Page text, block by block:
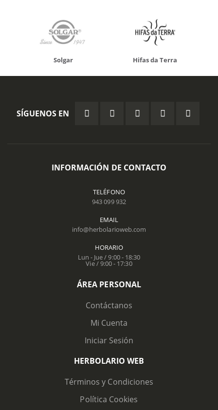
Solgar Hifas da Terra
SÍGUENOS EN
INFORMACIÓN DE CONTACTO
TELÉFONO
943 099 932
EMAIL
info@herbolarioweb.com
HORARIO
Lun - Jue / 9:00 - 18:30
Vie / 9:00 - 17:30
ÁREA PERSONAL
Contáctanos
Mi Cuenta
Iniciar Sesión
HERBOLARIO WEB
Términos y Condiciones
Política Cookies